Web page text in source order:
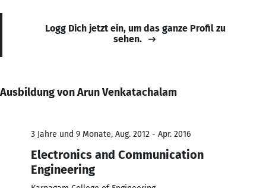
Logg Dich jetzt ein, um das ganze Profil zu
sehen.
Ausbildung von Arun Venkatachalam
3 Jahre und 9 Monate, Aug. 2012 - Apr. 2016
Electronics and Communication
Engineering